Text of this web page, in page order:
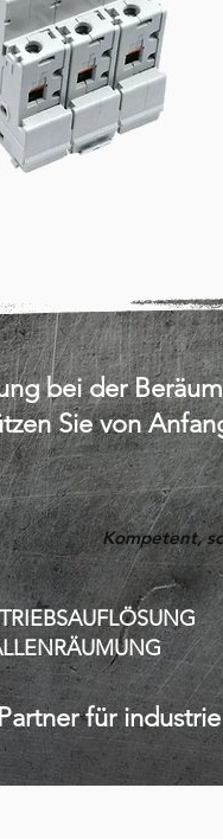
bei der
Sie von
Kompetent,
für